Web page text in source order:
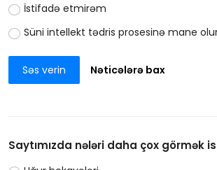
İstifadə etmirəm
Süni intellekt tədris prosesinə mane
Səs verin Nəticələrə bax
Saytımızda nələri daha çox görmək